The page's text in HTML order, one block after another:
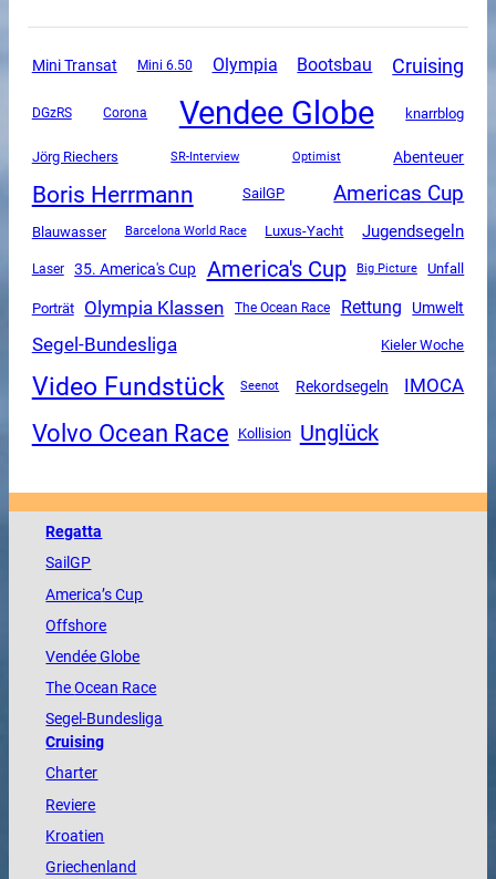
Mini Transat Mini 6.50 Olympia Bootsbau Cruising
DGzRS Corona Vendee Globe knarrblog
Jörg Riechers SR-Interview Optimist Abenteuer
Boris Herrmann SailGP Americas Cup
Blauwasser Barcelona World Race Luxus-Yacht Jugendsegeln
Laser 35. America's Cup America's Cup Big Picture Unfall
Porträt Olympia Klassen The Ocean Race Rettung Umwelt
Segel-Bundesliga Kieler Woche
Video Fundstück Seenot Rekordsegeln IMOCA
Volvo Ocean Race Kollision Unglück
Regatta
SailGP
America’s Cup
Offshore
VendéeGlobe
TheOcean Race
Segel-Bundesliga
Cruising
Charter
Reviere
Kroatien
Griechenland